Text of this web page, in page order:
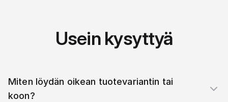
Usein kysyttyä
Miten löydän oikean tuotevariantin tai
koon?